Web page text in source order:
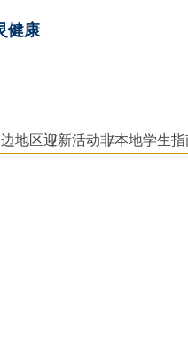
健康
地区迎新活动非本地学生